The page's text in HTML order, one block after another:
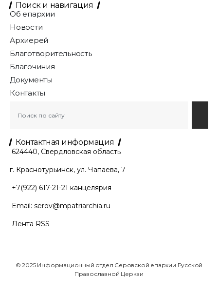
Поиск и навигация
Об епархии
Новости
Архиерей
Благотворительность
Благочиния
Документы
Контакты
Контактная информация
624440, Свердловская область
г. Краснотурьинск, ул. Чапаева, 7
+7(922) 617-21-21 канцелярия
Email: serov@mpatriarchia.ru
Лента RSS
© 2025 Информационный отдел Серовской епархии Русской
Православной Церкви